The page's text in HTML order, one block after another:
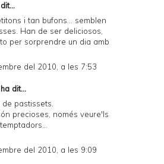
i tan bufons... semblen
Han de ser deliciosos,
per sorprendre un dia amb
del 2010, a les 7:53
ha dit...
pastissets.
precioses, només veure'ls
del 2010, a les 9:09